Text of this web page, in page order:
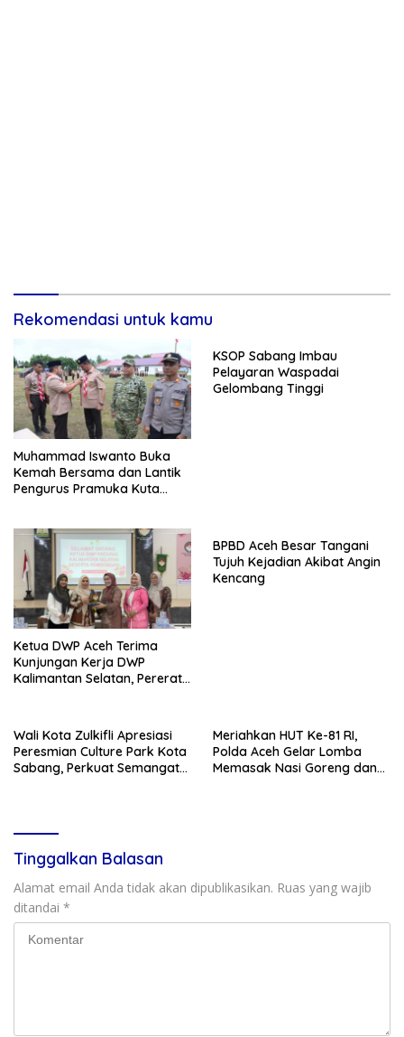
Rekomendasi untuk kamu
Muhammad Iswanto Buka
Kemah Bersama dan Lantik
Pengurus Pramuka Kuta
KSOP Sabang Imbau
Pelayaran Waspadai
Gelombang Tinggi
Ketua DWP Aceh Terima
Kunjungan Kerja DWP
Kalimantan Selatan, Pererat
BPBD Aceh Besar Tangani
Tujuh Kejadian Akibat Angin
Kencang
Wali Kota Zulkifli Apresiasi
Peresmian Culture Park Kota
Sabang, Perkuat Semangat
Meriahkan HUT Ke-81 RI,
Polda Aceh Gelar Lomba
Memasak Nasi Goreng dan
Tinggalkan Balasan
Alamat email Anda tidak akan dipublikasikan. Ruas yang wajib
ditandai *